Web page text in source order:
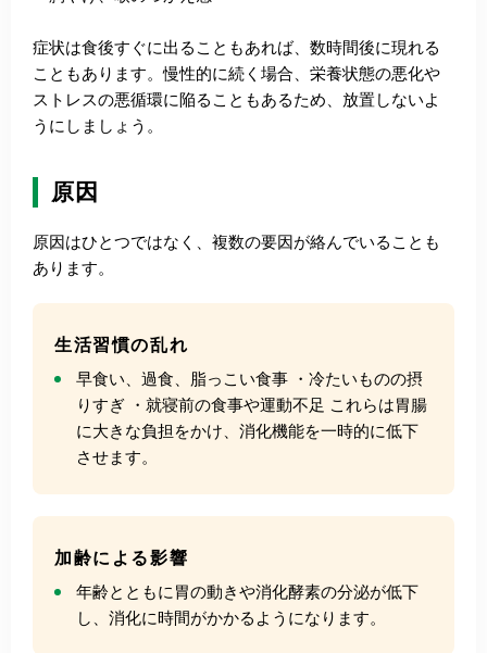
症状は食後すぐに出ることもあれば、数時間後に現れる
こともあります。慢性的に続く場合、栄養状態の悪化や
ストレスの悪循環に陥ることもあるため、放置しないよ
うにしましょう。
原因
原因はひとつではなく、複数の要因が絡んでいることも
あります。
生活習慣の乱れ
早食い、過食、脂っこい食事 ・冷たいものの摂
りすぎ ・就寝前の食事や運動不足 これらは胃腸
に大きな負担をかけ、消化機能を一時的に低下
させます。
加齢による影響
年齢とともに胃の動きや消化酵素の分泌が低下
し、消化に時間がかかるようになります。